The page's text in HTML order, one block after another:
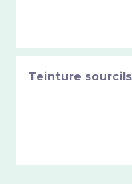
Teinture sourcils